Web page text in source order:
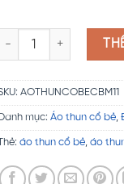
Đồng phục áo thun
AOTHUNCOBECBM11
Danh mục: Áo thun cổ bẻ,
Thẻ: áo thun cổ bẻ, áo